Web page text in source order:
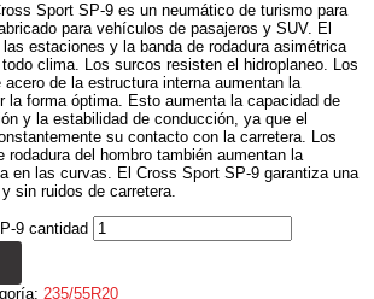
Sport SP-9 es un neumático de turismo para
para vehículos de pasajeros y SUV. El
estaciones y la banda de rodadura asimétrica
clima. Los surcos resisten el hidroplaneo. Los
de la estructura interna aumentan la
la forma óptima. Esto aumenta la capacidad de
y la estabilidad de conducción, ya que el
su contacto con la carretera. Los
rodadura del hombro también aumentan la
en las curvas. El Cross Sport SP-9 garantiza una
sin ruidos de carretera.
9 cantidad
235/55R20